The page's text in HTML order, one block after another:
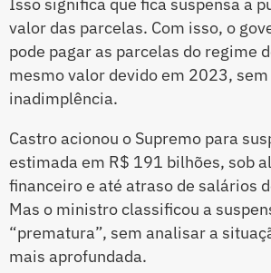
valor das parcelas. Com isso, o
pode pagar as parcelas do regime
mesmo valor devido em 2023,
inadimplência.
Castro acionou o Supremo para
estimada em R$ 191 bilhões, sob
financeiro e até atraso de salários
Mas o ministro classificou a
“prematura”, sem analisar a
mais aprofundada.